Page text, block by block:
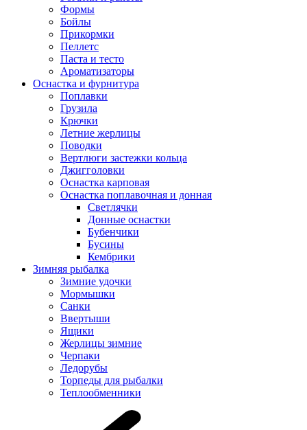
Формы
Бойлы
Прикормки
Пеллетс
Паста и тесто
Ароматизаторы
Оснастка и фурнитура
Поплавки
Грузила
Крючки
Летние жерлицы
Поводки
Вертлюги застежки кольца
Джигголовки
Оснастка карповая
Оснастка поплавочная и донная
Светлячки
Донные оснастки
Бубенчики
Бусины
Кембрики
Зимняя рыбалка
Зимние удочки
Мормышки
Санки
Ввертыши
Ящики
Жерлицы зимние
Черпаки
Ледорубы
Торпеды для рыбалки
Теплообменники